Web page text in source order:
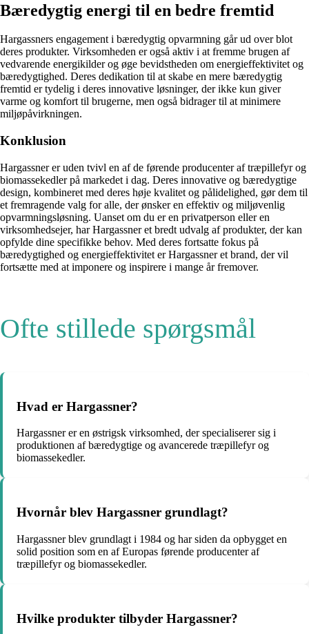
Bæredygtig energi til en bedre fremtid
Hargassners engagement i bæredygtig opvarmning går ud over blot
deres produkter. Virksomheden er også aktiv i at fremme brugen af ​​
vedvarende energikilder og øge bevidstheden om energieffektivitet og
bæredygtighed. Deres dedikation til at skabe en mere bæredygtig
fremtid er tydelig i deres innovative løsninger, der ikke kun giver
varme og komfort til brugerne, men også bidrager til at minimere
miljøpåvirkningen.
Konklusion
Hargassner er uden tvivl en af de førende producenter af træpillefyr og
biomassekedler på markedet i dag. Deres innovative og bæredygtige
design, kombineret med deres høje kvalitet og pålidelighed, gør dem til
et fremragende valg for alle, der ønsker en effektiv og miljøvenlig
opvarmningsløsning. Uanset om du er en privatperson eller en
virksomhedsejer, har Hargassner et bredt udvalg af produkter, der kan
opfylde dine specifikke behov. Med deres fortsatte fokus på
bæredygtighed og energieffektivitet er Hargassner et brand, der vil
fortsætte med at imponere og inspirere i mange år fremover.
Ofte stillede spørgsmål
Hvad er Hargassner?
Hargassner er en østrigsk virksomhed, der specialiserer sig i
produktionen af ​​bæredygtige og avancerede træpillefyr og
biomassekedler.
Hvornår blev Hargassner grundlagt?
Hargassner blev grundlagt i 1984 og har siden da opbygget en
solid position som en af Europas førende producenter af
træpillefyr og biomassekedler.
Hvilke produkter tilbyder Hargassner?